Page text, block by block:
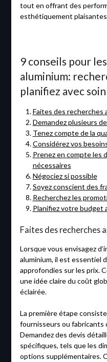
tout en offrant des
esthétiquement
9 conseils pour
aluminium:
planifiez avec soin
Faites des recherches
Demandez plusieurs
Tenez compte de la
Considérez vos
Prenez en compte les
nécessaires
Négociez si possible
Soyez conscient des
Recherchez les
Planifiez votre budget
Faites des recherches
Lorsque vous envisagez
aluminium, il est essentiel
approfondies sur les prix.
une idée claire du coût
éclairée.
La première étape
fournisseurs ou fabricants
Demandez des devis
spécifiques, tels que les
options supplémentaires.